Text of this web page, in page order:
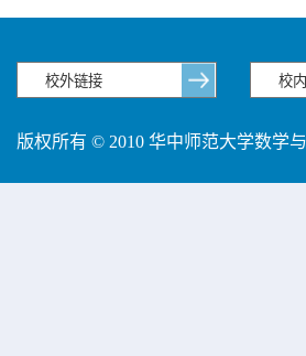
版权所有 © 2010 华中师范大学数学